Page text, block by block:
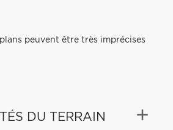
peuvent être très imprécises
DU TERRAIN